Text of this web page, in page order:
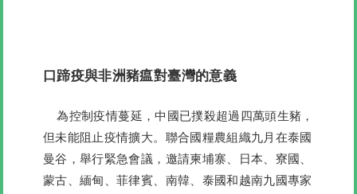
口蹄疫與非洲豬瘟對臺灣的意義
為控制疫情蔓延，中國已撲殺超過四萬頭生豬，
但未能阻止疫情擴大。聯合國糧農組織九月在泰國
曼谷，舉行緊急會議，邀請柬埔寨、日本、寮國、
蒙古、緬甸、菲律賓、南韓、泰國和越南九國專家